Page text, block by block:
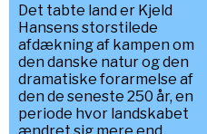
Det tabte land er Kjeld
Hansens storstilede
afdækning af kampen om
den danske natur og den
dramatiske forarmelse af
den de seneste 250 år, en
periode hvor landskabet
ændret sig mere end